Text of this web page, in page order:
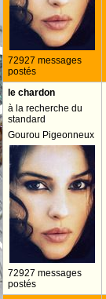
72927 messages
postés
le chardon
à la recherche du
standard
Gourou Pigeonneux
72927 messages
postés